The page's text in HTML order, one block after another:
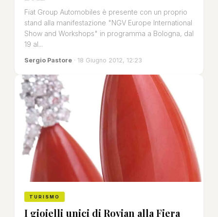
Fiat Group Automobiles è presente con un proprio
stand alla manifestazione "NGV Europe International
Show and Workshops" in programma a Bologna, dal
19 al...
Sergio Pastore · 18 Giugno 2012, 12:23
TURISMO
I gioielli unici di Rovian alla Fiera